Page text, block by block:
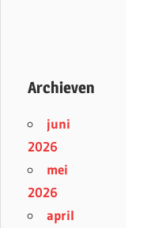
Archieven
juni
2026
mei
2026
april